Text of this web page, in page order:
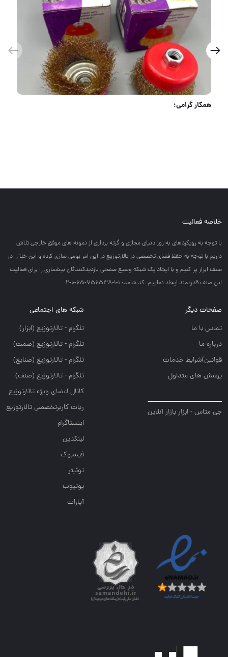
⭐️ دریل بتن کن ۲۶ میلیمتر باس
خلاصه فعالیت
با توجه به رويكردهاي به روز دنياي مجازي و گرته برداري از نمونه هاي موفق خارجي تلاش
داريم با توجه به حفظ فضاي تخصصي در تالارتوزيع در اين امر بومي سازي كرده و اين خلا را در
صنف ابزار پر كنيم و با ايجاد يك شبكه وسيع صنعتي بازديدكنندگان بيشماري را براي فعاليت
اين صنف قدرتمند ايجاد نماييم. کد شامد: 1-1-756538-65-0-2
صفحات دیگر
تماس با ما
درباره ما
قوانین/شرایط خدمات
پرسش های متداول
جی متاس - ابزار بازار آنلاین
شبکه های اجتماعی
تلگرام - تالارتوزيع (ابزار)
تلگرام - تالارتوزيع (صمت)
تلگرام - تالارتوزيع (صنايع)
تلگرام - تالارتوزیع (صنف)
کانال اعضای ویژه تالارتوزیع
ربات کاربرتخصصی تالارتوزیع
اینستاگرام
لینکدین
فیسبوک
توئیتر
یوتیوب
آپارات